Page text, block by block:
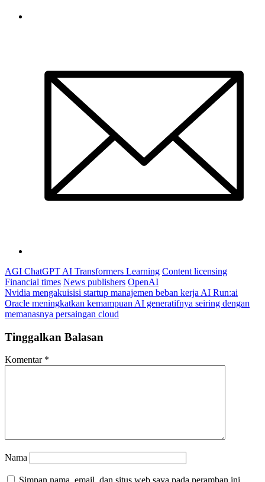
AGI ChatGPT AI Transformers Learning Content licensing
Financial times News publishers OpenAI
Navigasi
pos
Nvidia mengakuisisi startup manajemen beban kerja AI Run:ai
Oracle meningkatkan kemampuan AI generatifnya seiring dengan
memanasnya persaingan cloud
Tinggalkan Balasan
Komentar *
Nama